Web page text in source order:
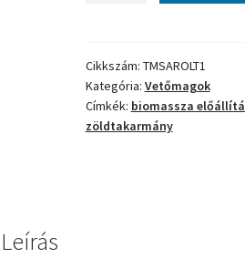
Cikkszám: TMSAROLT1
Kategória: Vetőmagok
Címkék: biomassza
zöldtakarmány
Leírás